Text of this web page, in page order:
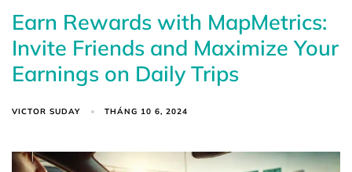
Earn Rewards with MapMetrics:
Invite Friends and Maximize Your
Earnings on Daily Trips
VICTOR SUDAY THÁNG 10 6, 2024